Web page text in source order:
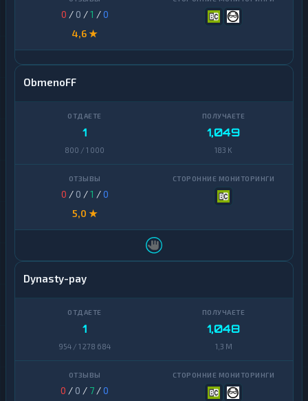
0 / 0 /1 /0
4,6 ★
ObmenoFF
1
800 / 1 000
1,049
183 K
0 / 0 /1 /0
5,0 ★
Dynasty-pay
1
954 / 1 278 684
1,048
1,3 M
0 / 0 / 7 /0